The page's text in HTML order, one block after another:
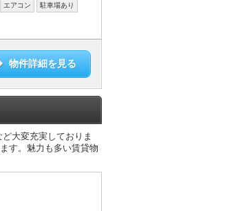
エアコン 駐車場あり
物件詳細を見る
大変充実しておりま
す。魅力も多い賃貸物